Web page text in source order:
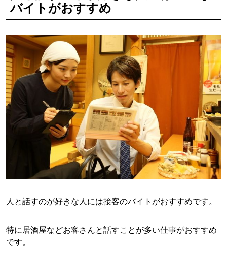
バイトがおすすめ
人と話すのが好きな人には接客のバイトがおすすめです。
特に居酒屋などお客さんと話すことが多い仕事がおすすめ
です。